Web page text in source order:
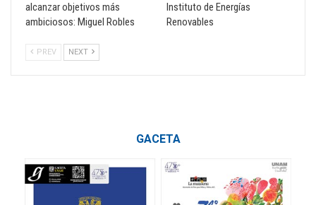
alcanzar objetivos más
ambiciosos: Miguel Robles
Instituto de Energías
Renovables
PREV NEXT
GACETA